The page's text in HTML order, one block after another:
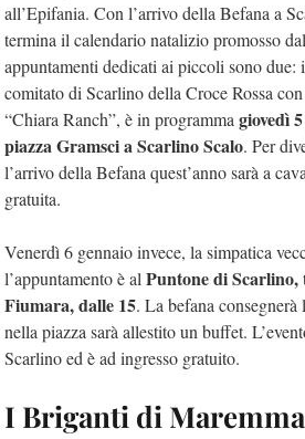
all’Epifania. Con l’arrivo della Befana a
termina il calendario natalizio promosso
appuntamenti dedicati ai piccoli sono
comitato di Scarlino della Croce Rossa
“Chiara Ranch”, è in programma giovedì
piazza Gramsci a Scarlino Scalo. Per
l’arrivo della Befana quest’anno sarà a
gratuita.
Venerdì 6 gennaio invece, la simpatica
l’appuntamento è al Puntone di
Fiumara, dalle 15. La befana
nella piazza sarà allestito un buffet.
Scarlino ed è ad ingresso gratuito.
I Briganti di